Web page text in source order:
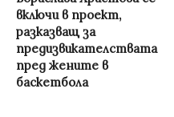
включи в проект,
разказващ за
предизвикателствата
пред жените в
баскетбола